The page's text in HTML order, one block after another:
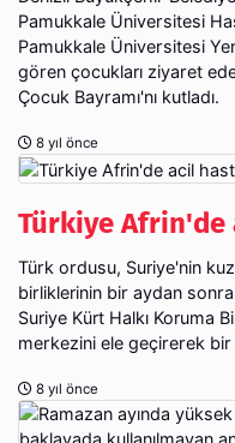
Pamukkale Üniversitesi
Pamukkale Üniversitesi
gören çocukları ziyaret
Çocuk Bayramı'nı kutladı.
8 yıl önce
Türkiye Afrin'de
Türk ordusu, Suriye'nin
birliklerinin bir aydan
Suriye Kürt Halkı Koruma
merkezini ele geçirerek
8 yıl önce